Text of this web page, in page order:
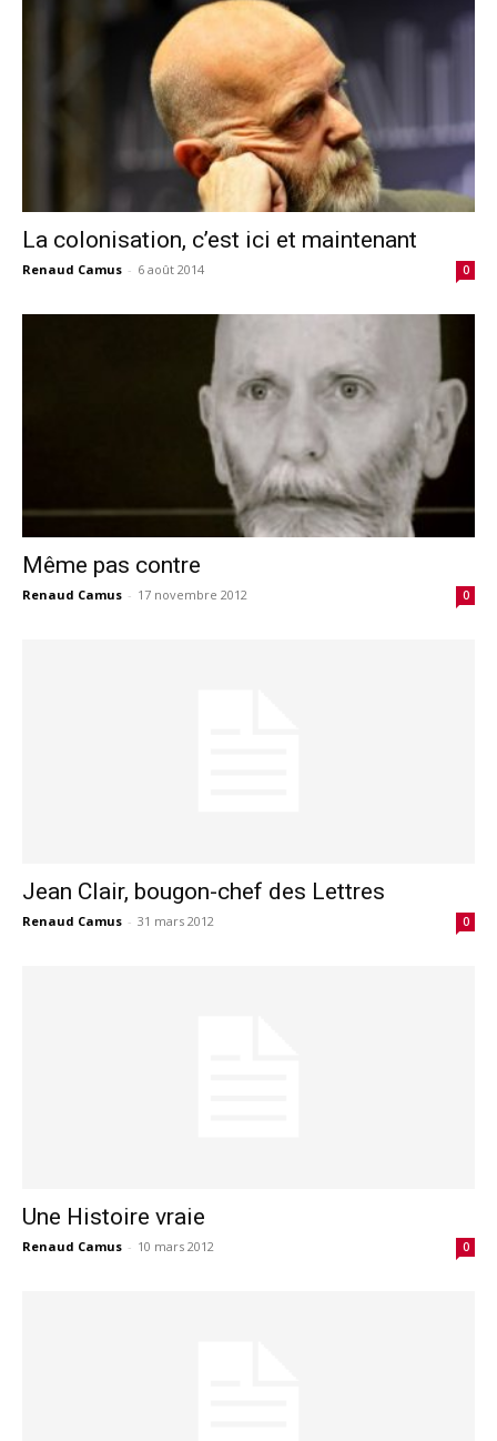
La colonisation, c’est ici et maintenant
Renaud Camus - 6 août 2014 0
Même pas contre
Renaud Camus - 17 novembre 2012 0
Jean Clair, bougon-chef des Lettres
Renaud Camus - 31 mars 2012 0
Une Histoire vraie
Renaud Camus - 10 mars 2012 0